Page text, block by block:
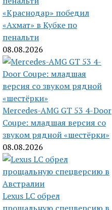
«Краснодар» победил
«Ахмат» в Кубке по
пенальти
08.08.2026
Mercedes-AMG GT 53 4-Door
Coupe: младшая версия со
звуком рядной «шестёрки»
08.08.2026
Lexus LC обрел